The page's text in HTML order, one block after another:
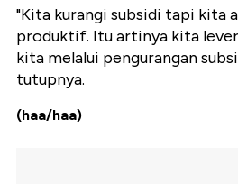
"Kita kurangi subsidi tapi kita
produktif. Itu artinya kita
kita melalui pengurangan
tutupnya.
(haa/haa)